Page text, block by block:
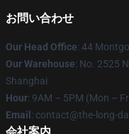
お問い合わせ
Our Head Office: 44
Our Warehouse: No. 2525
Shanghai
Hour: 9AM – 5PM (Mon –
Email : contact@the-long-